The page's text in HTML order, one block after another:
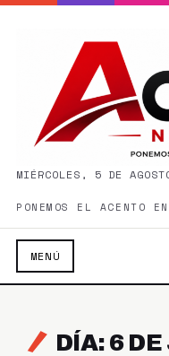
MIÉRCOLES, 5 DE
PONEMOS EL ACENTO
MENÚ
DÍA: 6